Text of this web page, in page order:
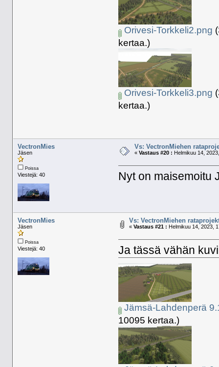
Orivesi-Torkkeli2.png
kertaa.)
Orivesi-Torkkeli3.png
kertaa.)
VectronMies
Jäsen
Poissa
Viestejä: 40
Vs: VectronMiehen
« Vastaus #20 : Helmikuu 14,
Nyt on maisemoitu
VectronMies
Jäsen
Poissa
Viestejä: 40
Vs: VectronMiehen
« Vastaus #21 : Helmikuu 14, 2023,
Ja tässä vähän
Jämsä-Lahdenperä
10095 kertaa.)